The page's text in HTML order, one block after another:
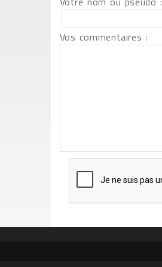
Vos commentaires :